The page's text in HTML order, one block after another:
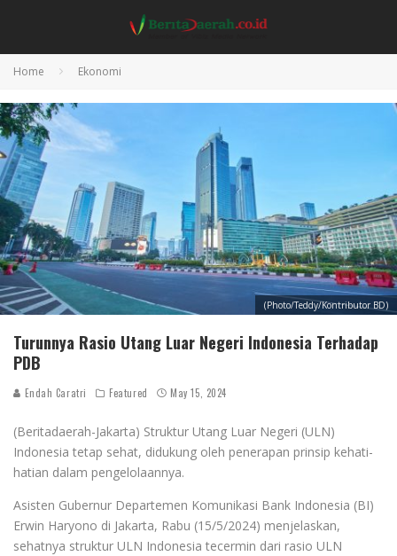
Home Ekonomi
(Photo/Teddy/Kontributor BD)
Turunnya Rasio Utang Luar Negeri Indonesia Terhadap
PDB
Endah Caratri Featured May 15, 2024
(Beritadaerah-Jakarta) Struktur Utang Luar Negeri (ULN)
Indonesia tetap sehat, didukung oleh penerapan prinsip kehati-
hatian dalam pengelolaannya.
Asisten Gubernur Departemen Komunikasi Bank Indonesia (BI)
Erwin Haryono di Jakarta, Rabu (15/5/2024) menjelaskan,
sehatnya struktur ULN Indonesia tecermin dari rasio ULN